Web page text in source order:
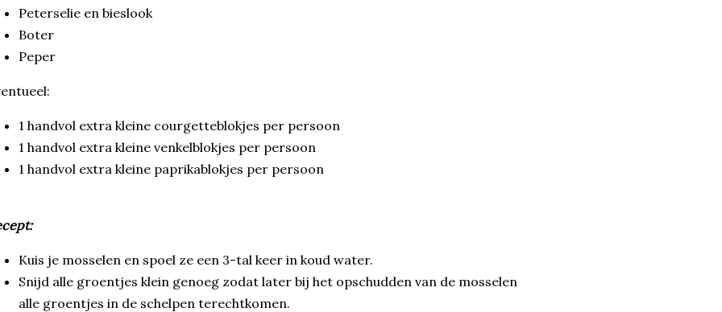
Peterselie en bieslook
Boter
Peper
1 handvol extra kleine courgetteblokjes per persoon
1 handvol extra kleine venkelblokjes per persoon
1 handvol extra kleine paprikablokjes per persoon
Kuis je mosselen en spoel ze een 3-tal keer in koud water.
Snijd alle groentjes klein genoeg zodat later bij het opschudden van de mosselen
alle groentjes in de schelpen terechtkomen.